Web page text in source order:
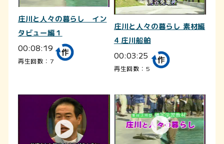
庄川と人々の暮らし イン
タビュー編１
00:08:19
再生回数：7
庄川と人々の暮らし 素材編
4 庄川船舶
00:03:25
再生回数：5